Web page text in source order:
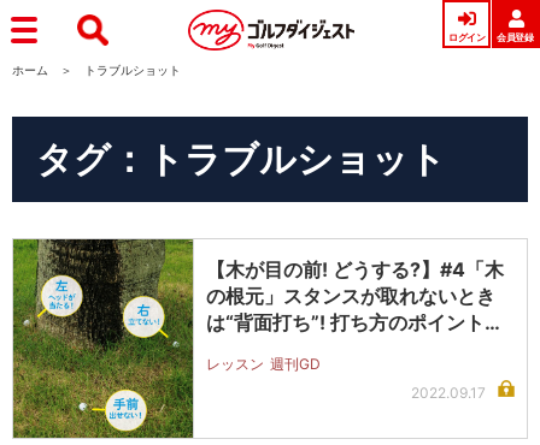
ログイン 会員登録
ホーム トラブルショット
タグ：トラブルショット
【木が目の前! どうする?】#4「木
の根元」スタンスが取れないとき
は“背面打ち”! 打ち方のポイント…
レッスン 週刊GD
2022.09.17